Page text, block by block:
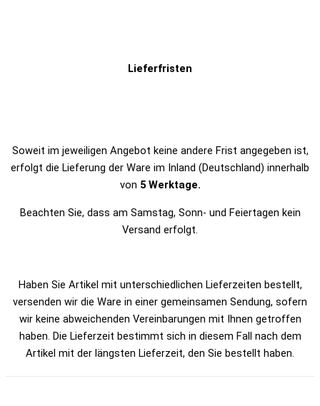
Lieferfristen
Soweit im jeweiligen Angebot keine andere Frist angegeben ist,
erfolgt die Lieferung der Ware im Inland (Deutschland) innerhalb
von 5 Werktage.
Beachten Sie, dass am Samstag, Sonn- und Feiertagen kein
Versand erfolgt.
Haben Sie Artikel mit unterschiedlichen Lieferzeiten bestellt,
versenden wir die Ware in einer gemeinsamen Sendung, sofern
wir keine abweichenden Vereinbarungen mit Ihnen getroffen
haben. Die Lieferzeit bestimmt sich in diesem Fall nach dem
Artikel mit der längsten Lieferzeit, den Sie bestellt haben.